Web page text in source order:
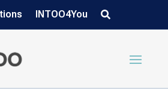
INTOO4You